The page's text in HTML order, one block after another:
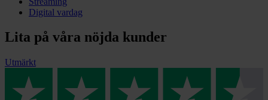
Digital vardag
Lita på våra nöjda kunder
Utmärkt